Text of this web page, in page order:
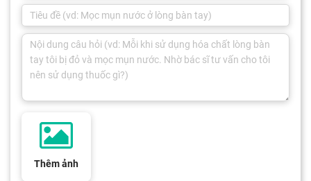
Thêm ảnh